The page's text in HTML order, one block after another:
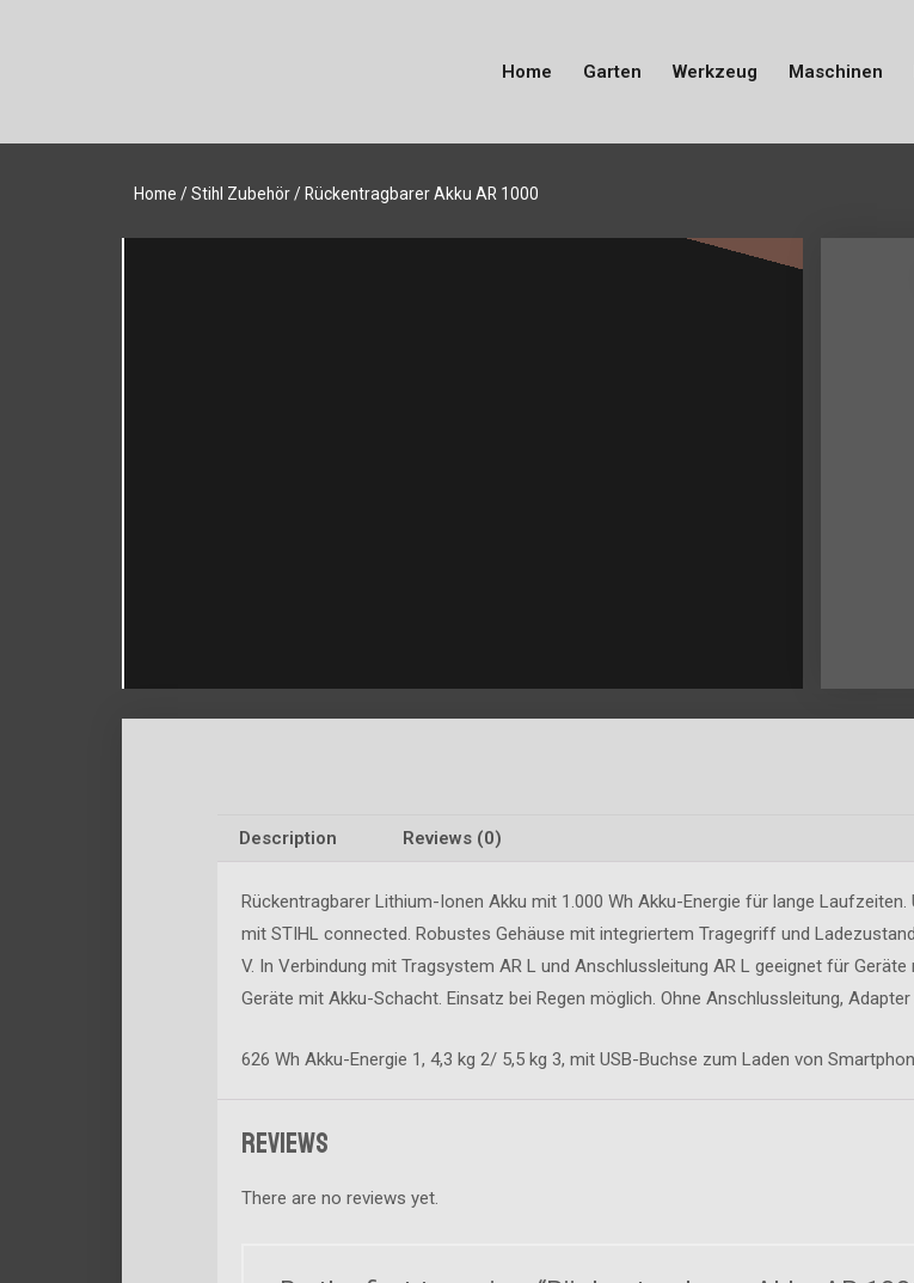
Home Garten Werkzeug Maschinen
Home / Stihl Zubehör/ Rückentragbarer Akku AR 1000
Description Reviews (0)
Rückentragbarer Lithium-Ionen Akku mit 1.000 Wh Akku-Energie für lange
mit STIHL connected. Robustes Gehäuse mit integriertem Tragegriff und
V. In Verbindung mit Tragsystem AR L und Anschlussleitung AR L geeignet für
Geräte mit Akku-Schacht. Einsatz bei Regen möglich. Ohne Anschlussleitung,
626 Wh Akku-Energie 1, 4,3 kg 2/ 5,5 kg 3, mit USB-Buchse zum Laden von
Reviews
There are no reviews yet.